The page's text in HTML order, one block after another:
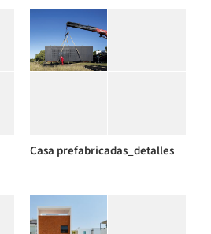
Casa prefabricadas_detalles